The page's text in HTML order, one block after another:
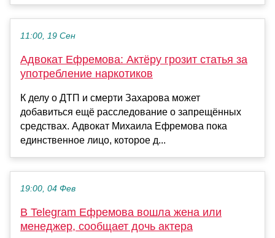
11:00, 19 Сен
Адвокат Ефремова: Актёру грозит статья за
употребление наркотиков
К делу о ДТП и смерти Захарова может
добавиться ещё расследование о запрещённых
средствах. Адвокат Михаила Ефремова пока
единственное лицо, которое д...
19:00, 04 Фев
В Telegram Ефремова вошла жена или
менеджер, сообщает дочь актера